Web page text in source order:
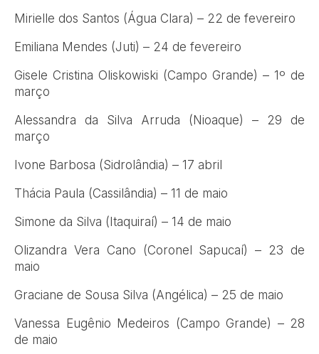
Mirielle dos Santos (Água Clara) – 22 de fevereiro
Emiliana Mendes (Juti) – 24 de fevereiro
Gisele Cristina Oliskowiski (Campo Grande) – 1º de
março
Alessandra da Silva Arruda (Nioaque) – 29 de
março
Ivone Barbosa (Sidrolândia) – 17 abril
Thácia Paula (Cassilândia) – 11 de maio
Simone da Silva (Itaquiraí) – 14 de maio
Olizandra Vera Cano (Coronel Sapucaí) – 23 de
maio
Graciane de Sousa Silva (Angélica) – 25 de maio
Vanessa Eugênio Medeiros (Campo Grande) – 28
de maio